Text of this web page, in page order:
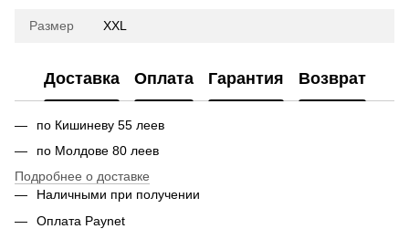
Размер XXL
Доставка Оплата Гарантия Возврат
по Кишиневу 55 леев
по Молдове 80 леев
Подробнее о доставке
Наличными при получении
Оплата Paynet